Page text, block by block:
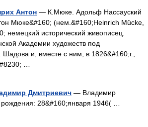
Антон — К.Мюке. Адольф Нассауский
Мюке&#160; (нем.&#160;Heinrich Mücke,
немецкий исторический живописец.
Академии художеств под
Шадова и, вместе с ним, в 1826&#160;г.,
…
Дмитриевич — Владимир
28&#160;января 1946( …